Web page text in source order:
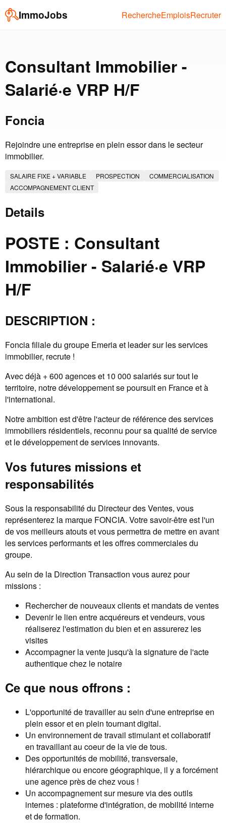
ImmoJobs RechercheEmploisRecruter
Consultant Immobilier -
Salarié·e VRP H/F
Foncia
Rejoindre une entreprise en plein essor dans le secteur
immobilier.
SALAIRE FIXE + VARIABLE PROSPECTION
COMMERCIALISATION
ACCOMPAGNEMENT CLIENT
Details
POSTE : Consultant
Immobilier - Salarié·e VRP
H/F
DESCRIPTION :
Foncia filiale du groupe Emeria et leader sur les services
immobilier, recrute !
Avec déjà + 600 agences et 10 000 salariés sur tout le
territoire, notre développement se poursuit en France et à
l'international.
Notre ambition est d'être l'acteur de référence des services
immobiliers résidentiels, reconnu pour sa qualité de service
et le développement de services innovants.
Vos futures missions et
responsabilités
Sous la responsabilité du Directeur des Ventes, vous
représenterez la marque FONCIA. Votre savoir-être est l'un
de vos meilleurs atouts et vous permettra de mettre en avant
les services performants et les offres commerciales du
groupe.
Au sein de la Direction Transaction vous aurez pour
missions :
Rechercher de nouveaux clients et mandats de ventes
Devenir le lien entre acquéreurs et vendeurs, vous
réaliserez l'estimation du bien et en assurerez les
visites
Accompagner la vente jusqu'à la signature de l'acte
authentique chez le notaire
Ce que nous offrons :
L'opportunité de travailler au sein d'une entreprise en
plein essor et en plein tournant digital.
Un environnement de travail stimulant et collaboratif
en travaillant au coeur de la vie de tous.
Des opportunités de mobilité, transversale,
hiérarchique ou encore géographique, il y a forcément
une agence près de chez vous !
Un accompagnement sur mesure via des outils
internes : plateforme d'intégration, de mobilité interne
et de formation.